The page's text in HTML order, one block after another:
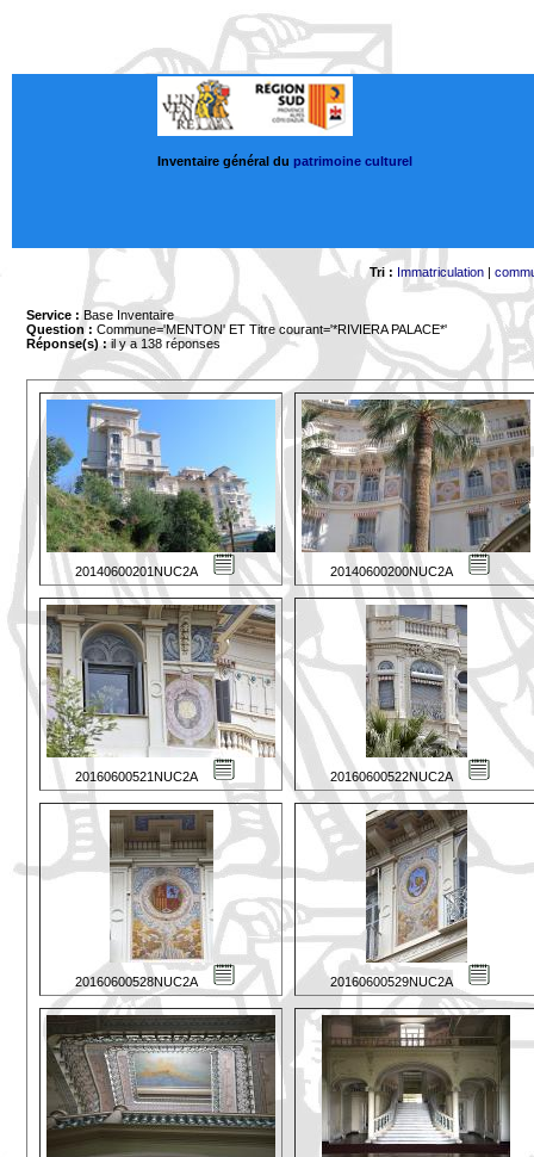
Inventaire général du patrimoine culturel
Tri : Immatriculation|
Service : Base Inventaire
Question : Commune='MENTON' ET Titre courant='*RIVIERA PALACE*'
Réponse(s) :il y a 138 réponses
20140600201NUC2A 20140600200NUC2A
20160600521NUC2A 20160600522NUC2A
20160600528NUC2A 20160600529NUC2A